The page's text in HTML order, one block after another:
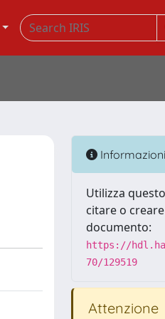
Informazioni
Utilizza
citare o
documento:
https://
70/129519
Attenzione